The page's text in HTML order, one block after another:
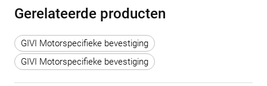
Gerelateerde producten
GIVI Motorspecifieke bevestiging
GIVI Motorspecifieke bevestiging